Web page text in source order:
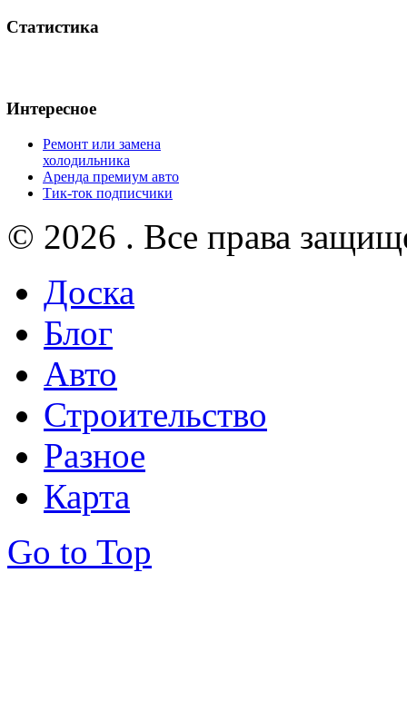
Статистика
Интересное
Ремонт или замена
холодильника
Аренда премиум авто
Тик-ток подписчики
© 2026 . Все права
Доска
Блог
Авто
Строительство
Разное
Карта
Go to Top